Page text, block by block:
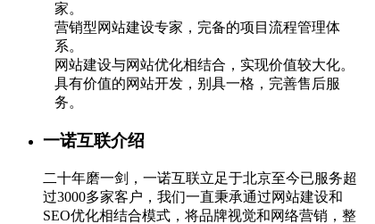
家。
营销型网站建设专家，完备的项目流程管理体
系。
网站建设与网站优化相结合，实现价值较大化。
具有价值的网站开发，别具一格，完善售后服
务。
一诺互联介绍
二十年磨一剑，一诺互联立足于北京至今已服务超
过3000多家客户，我们一直秉承通过网站建设和
SEO优化相结合模式，将品牌视觉和网络营销，整